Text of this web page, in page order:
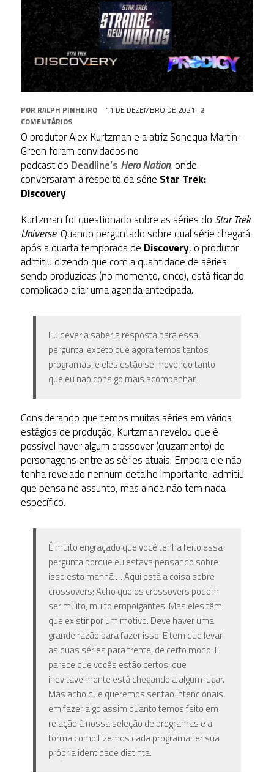
POR RALPH PINHEIRO 11 DE DEZEMBRO DE 2021 | 2
COMENTÁRIOS
O produtor Alex Kurtzman e a atriz Sonequa Martin-
Green foram convidados no
podcast do Deadline’s Hero Nation, onde
conversaram a respeito da série Star Trek:
Discovery.
Kurtzman foi questionado sobre as séries do Star Trek
Universe. Quando perguntado sobre qual série chegará
após a quarta temporada de Discovery, o produtor
admitiu dizendo que com a quantidade de séries
sendo produzidas (no momento, cinco), está ficando
complicado criar uma agenda antecipada.
Eu deveria saber a resposta para essa
pergunta, exceto que agora temos tantos
programas, e eles estão se movendo tanto
que eu não consigo mais acompanhar.
Considerando que temos muitas séries em vários
estágios de produção, Kurtzman revelou que é
possível haver algum crossover (cruzamento) de
personagens entre as séries atuais. Embora ele não
tenha revelado nenhum detalhe importante, admitiu
que pensa no assunto, mas ainda não tem nada
específico.
É muito engraçado que você tenha feito essa
pergunta porque eu estava pensando sobre
isso esta manhã … Aqui está a coisa sobre
crossovers; Acho que os crossovers podem
ser muito, muito empolgantes. Mas eles têm
que existir por um motivo. Deve haver uma
grande razão para fazer isso. E tem que levar
as duas séries para frente, de certo modo. E
parece que vocês estão certos, que
inevitavelmente está chegando a algum lugar.
Mas acho que queremos ser tão intencionais
em fazer algo assim quanto temos feito em
relação à nossa seleção de programas e a
forma como fizemos cada programa ter sua
própria identidade distinta.